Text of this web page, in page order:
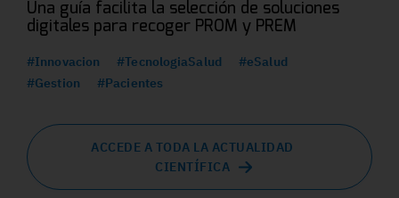
Una guía facilita la selección de soluciones
digitales para recoger PROM y PREM
#Innovacion #TecnologiaSalud
#eSalud
#Gestion
#Pacientes
ACCEDE A TODA LA ACTUALIDAD
CIENTÍFICA